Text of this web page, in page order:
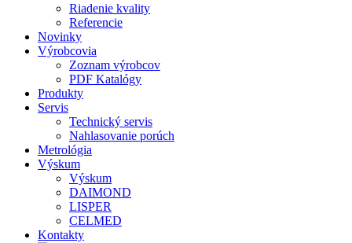
Riadenie kvality
Referencie
Novinky
Výrobcovia
Zoznam výrobcov
PDF Katalógy
Produkty
Servis
Technický servis
Nahlasovanie porúch
Metrológia
Výskum
Výskum
DAIMOND
LISPER
CELMED
Kontakty